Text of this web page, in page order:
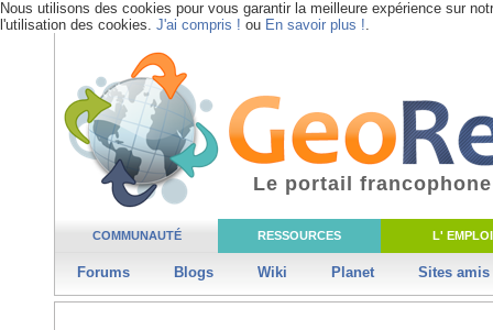
Nous utilisons des cookies pour vous garantir la meilleure expérience sur
l'utilisation des cookies. J'ai compris ! ou En savoir plus !.
COMMUNAUTÉ RESSOURCES L' EMPLOI
Forums Blogs Wiki Planet Sites amis
Le portail